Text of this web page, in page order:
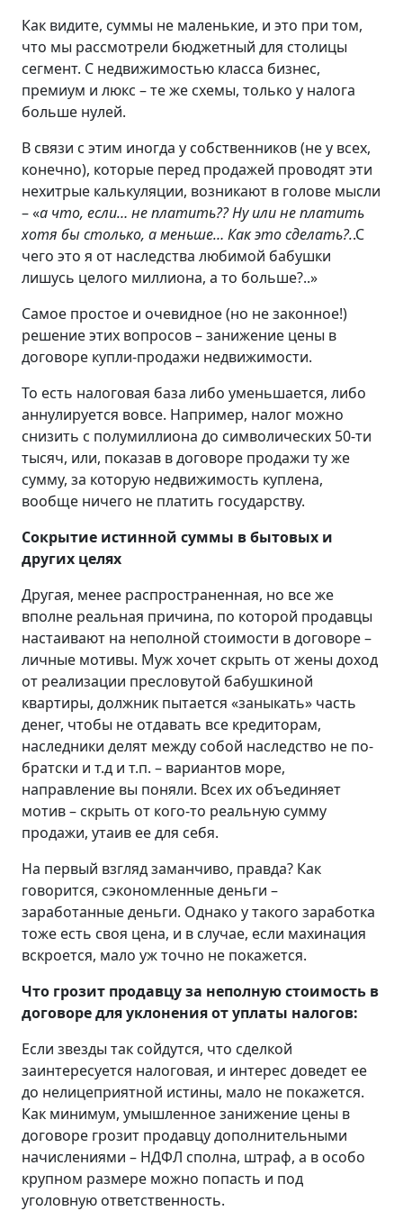
Как видите, суммы не маленькие, и это при том,
что мы рассмотрели бюджетный для столицы
сегмент. С недвижимостью класса бизнес,
премиум и люкс – те же схемы, только у налога
больше нулей.
В связи с этим иногда у собственников (не у всех,
конечно), которые перед продажей проводят эти
нехитрые калькуляции, возникают в голове мысли
– «а что, если… не платить?? Ну или не платить
хотя бы столько, а меньше… Как это сделать?..С
чего это я от наследства любимой бабушки
лишусь целого миллиона, а то больше?..»
Самое простое и очевидное (но не законное!)
решение этих вопросов – занижение цены в
договоре купли-продажи недвижимости.
То есть налоговая база либо уменьшается, либо
аннулируется вовсе. Например, налог можно
снизить с полумиллиона до символических 50-ти
тысяч, или, показав в договоре продажи ту же
сумму, за которую недвижимость куплена,
вообще ничего не платить государству.
Сокрытие истинной суммы в бытовых и
других целях
Другая, менее распространенная, но все же
вполне реальная причина, по которой продавцы
настаивают на неполной стоимости в договоре –
личные мотивы. Муж хочет скрыть от жены доход
от реализации пресловутой бабушкиной
квартиры, должник пытается «заныкать» часть
денег, чтобы не отдавать все кредиторам,
наследники делят между собой наследство не по-
братски и т.д и т.п. – вариантов море,
направление вы поняли. Всех их объединяет
мотив – скрыть от кого-то реальную сумму
продажи, утаив ее для себя.
На первый взгляд заманчиво, правда? Как
говорится, сэкономленные деньги –
заработанные деньги. Однако у такого заработка
тоже есть своя цена, и в случае, если махинация
вскроется, мало уж точно не покажется.
Что грозит продавцу за неполную стоимость в
договоре для уклонения от уплаты налогов:
Если звезды так сойдутся, что сделкой
заинтересуется налоговая, и интерес доведет ее
до нелицеприятной истины, мало не покажется.
Как минимум, умышленное занижение цены в
договоре грозит продавцу дополнительными
начислениями – НДФЛ сполна, штраф, а в особо
крупном размере можно попасть и под
уголовную ответственность.